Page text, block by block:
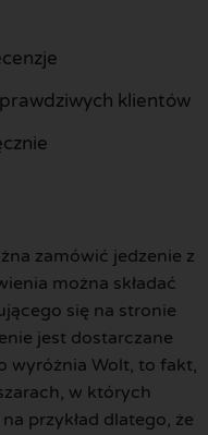
klientów
zamówić jedzenie z
można składać
się na stronie
jest dostarczane
wyróżnia Wolt, to fakt,
w których
przykład dlatego, że